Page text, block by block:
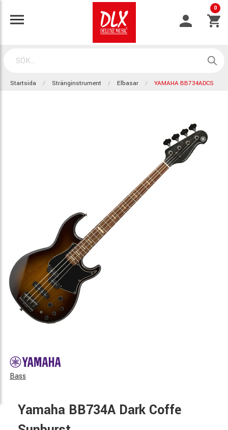
0
Startsida Stränginstrument Elbasar YAMAHA BB734ADCS
Bass
Yamaha BB734A Dark Coffe